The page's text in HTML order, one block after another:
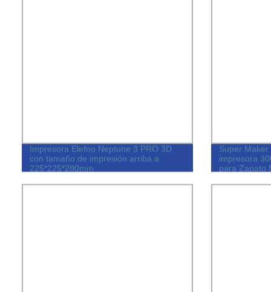
Impresora Elefoo Neptune 3 PRO 3D
con tamaño de impresión arriba a
225*225*280mm
Super Maker
impresora
para Zapato